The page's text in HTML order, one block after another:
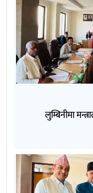
लुम्बिनीमा